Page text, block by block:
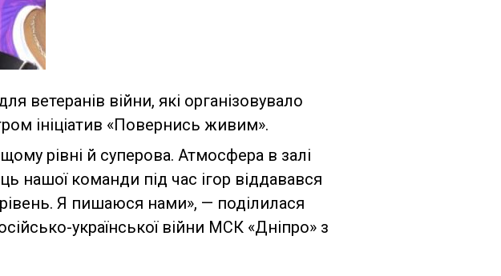
ветеранів війни, які організовувало
ініціатив «Повернись живим».
рівні й суперова. Атмосфера в залі
нашої команди під час ігор віддавався
Я пишаюся нами», — поділилася
української війни МСК «Дніпро» з